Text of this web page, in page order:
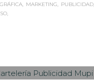
MARKETING
PUBLICIDAD